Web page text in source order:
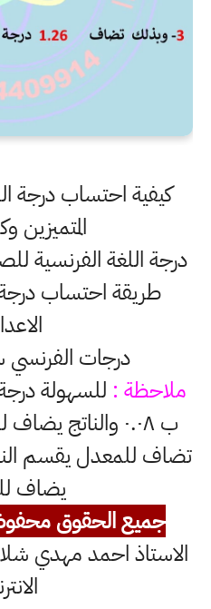
كيفية احتساب درجة
المتميزين
درجة اللغة الفرنسية
طريقة احتساب
درجات
ملاحظة : للسهولة
ب ٠.٠٨ والناتج
تضاف للمعدل يقسم
يضاف
جميع الحقوق
الاستاذ احمد مهدي